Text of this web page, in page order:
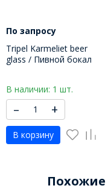
По запросу
Tripel Karmeliet beer
glass / Пивной бокал
В наличии: 1 шт.
– +
В корзину